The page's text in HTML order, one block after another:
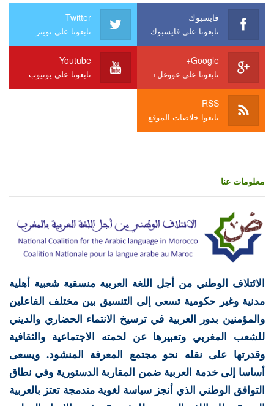
فايسبوك
تابعونا على فايسبوك
Twitter
تابعونا على تويتر
Google+
تابعونا على غووغل+
Youtube
تابعونا على يوتيوب
RSS
تابعوا خلاصات الموقع
معلومات عنا
الائتلاف الوطني من أجل اللغة العربية منسقية شعبية أهلية
مدنية وغير حكومية تسعى إلى التنسيق بين مختلف الفاعلين
والمؤمنين بدور العربية في ترسيخ الانتماء الحضاري والديني
للشعب المغربي وتعبيرها عن لحمته الاجتماعية والثقافية
وقدرتها على نقله نحو مجتمع المعرفة المنشود. ويسعى
أساسا إلى خدمة العربية ضمن المقاربة الدستورية وفي نطاق
التوافق الوطني الذي أنجز سياسة لغوية مندمجة تعتز بالعربية